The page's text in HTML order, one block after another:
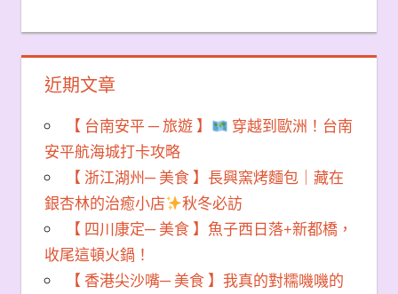
近期文章
【 台南安平 ─ 旅遊 】
穿越到歐洲！台南
安平航海城打卡攻略
【 浙江湖州─ 美食 】長興窯烤麵包｜藏在
銀杏林的治癒小店
秋冬必訪
【 四川康定─ 美食 】魚子西日落+新都橋，
收尾這頓火鍋！
【 香港尖沙嘴─ 美食 】我真的對糯嘰嘰的